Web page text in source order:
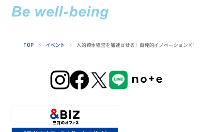
TOP イベント 人的資本経営を加速させる！自発的イノベーション×アート思